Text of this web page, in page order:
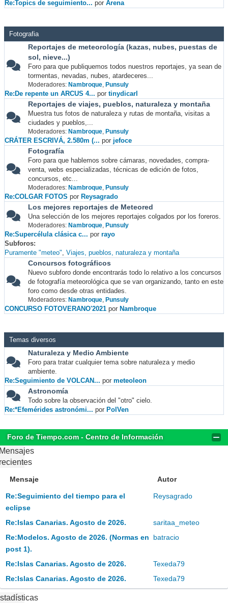
Re:Topics de seguimiento... por Arena
Fotografia
Reportajes de meteorología (kazas, nubes, puestas de
sol, nieve...)
Foro para que publiquemos todos nuestros reportajes, ya sean de
tormentas, nevadas, nubes, atardeceres...
Moderadores: Nambroque, Punsuly
Re:De repente un ARCUS 4... por tinydicarl
Reportajes de viajes, pueblos, naturaleza y montaña
Muestra tus fotos de naturaleza y rutas de montaña, visitas a
ciudades y pueblos,...
Moderadores: Nambroque, Punsuly
CRÁTER ESCRIVÁ, 2.580m (... por jefoce
Fotografía
Foro para que hablemos sobre cámaras, novedades, compra-
venta, webs especializadas, técnicas de edición de fotos,
concursos, etc...
Moderadores: Nambroque, Punsuly
Re:COLGAR FOTOS por Reysagrado
Los mejores reportajes de Meteored
Una selección de los mejores reportajes colgados por los foreros.
Moderadores: Nambroque, Punsuly
Re:Supercélula clásica c... por rayo
Subforos
Puramente "meteo" Viajes, pueblos, naturaleza y montaña
Concursos fotográficos
Nuevo subforo donde encontrarás todo lo relativo a los concursos
de fotografía meteorológica que se van organizando, tanto en este
foro como desde otras entidades.
Moderadores: Nambroque, Punsuly
CONCURSO FOTOVERANO'2021 por Nambroque
Temas diversos
Naturaleza y Medio Ambiente
Foro para tratar cualquier tema sobre naturaleza y medio
ambiente.
Re:Seguimiento de VOLCAN... por meteoleon
Astronomía
Todo sobre la observación del "otro" cielo.
Re:*Efemérides astronómi... por PolVen
Foro de Tiempo.com - Centro de Información
Mensaje Autor
Re:Seguimiento del tiempo para el
eclipse
Reysagrado
Re:Islas Canarias. Agosto de 2026.
saritaa_meteo
Re:Modelos. Agosto de 2026. (Normas en
post 1).
batracio
Re:Islas Canarias. Agosto de 2026.
Texeda79
Re:Islas Canarias. Agosto de 2026.
Texeda79